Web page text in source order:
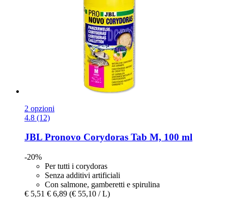
2 opzioni
4.8 (12)
JBL Pronovo Corydoras Tab M, 100 ml
-20%
Per tutti i corydoras
Senza additivi artificiali
Con salmone, gamberetti e spirulina
€ 5,51 € 6,89 (€ 55,10 / L)